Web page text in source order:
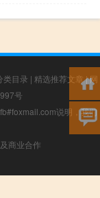
类目录 | 精选推荐文章|网
号
说明，我们
商业合作